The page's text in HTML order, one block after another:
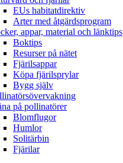
EUs habitatdirektiv
Arter med åtgärdsprogram
appar, material och länktips
Boktips
Resurser på nätet
Fjärilsappar
Köpa fjärilsprylar
Bygg själv
på pollinatörer
Blomflugor
Humlor
Solitärbin
Fjärilar